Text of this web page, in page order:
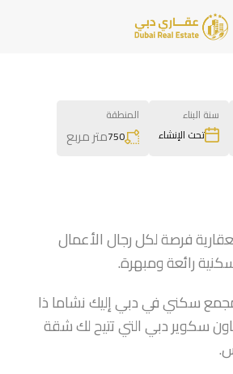
سنة البناء
تحت الإنشاء
المنطقة
750متر مربع
فرصة لكل رجال الأعمال
رائعة ومبهرة.
سكني في دبي إليك نشاما ذا
سكوير دبي التي تتيح لك شقة